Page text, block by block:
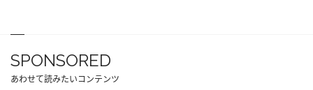
SPONSORED
あわせて読みたいコンテンツ